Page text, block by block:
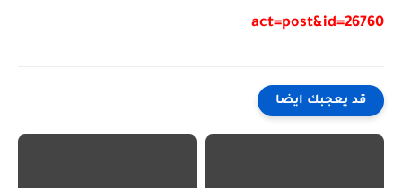
act=post&id=26760
قد يعجبك ايضا